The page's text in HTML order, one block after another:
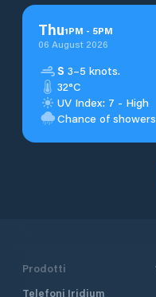
Thu1PM - 5PM
06 August 2026
S 3–5 knots.
32°C
UV Index: 7 - High
Chance of showers
Prodotti
Telefoni Iridium